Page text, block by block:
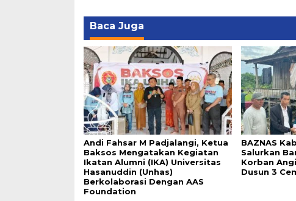
Baca Juga
Andi Fahsar M Padjalangi, Ketua
Baksos Mengatakan Kegiatan
Ikatan Alumni (IKA) Universitas
Hasanuddin (Unhas)
Berkolaborasi Dengan AAS
Foundation
BAZNAS
Salurkan
Korban
Dusun 3